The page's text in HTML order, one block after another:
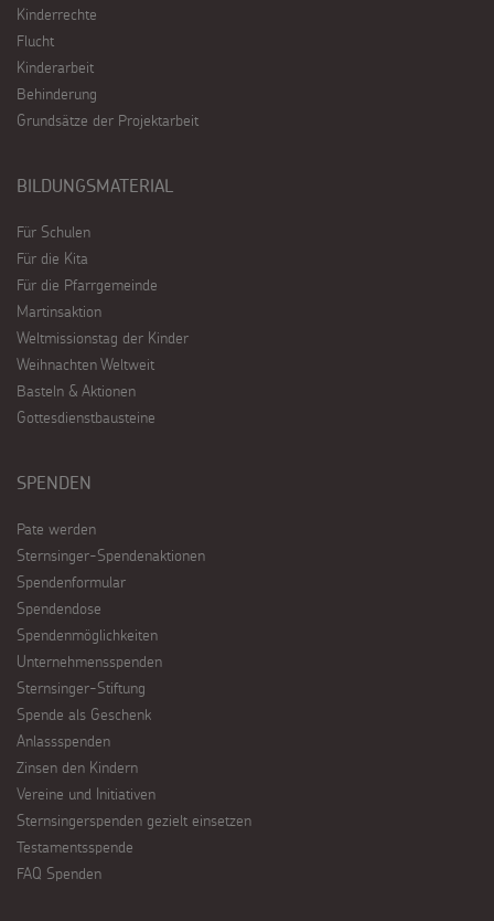
Kinderrechte
Flucht
Kinderarbeit
Behinderung
Grundsätze der Projektarbeit
BILDUNGSMATERIAL
Für Schulen
Für die Kita
Für die Pfarrgemeinde
Martinsaktion
Weltmissionstag der Kinder
Weihnachten Weltweit
Basteln & Aktionen
Gottesdienstbausteine
SPENDEN
Pate werden
Sternsinger-Spendenaktionen
Spendenformular
Spendendose
Spendenmöglichkeiten
Unternehmensspenden
Sternsinger-Stiftung
Spende als Geschenk
Anlassspenden
Zinsen den Kindern
Vereine und Initiativen
Sternsingerspenden gezielt einsetzen
Testamentsspende
FAQ Spenden